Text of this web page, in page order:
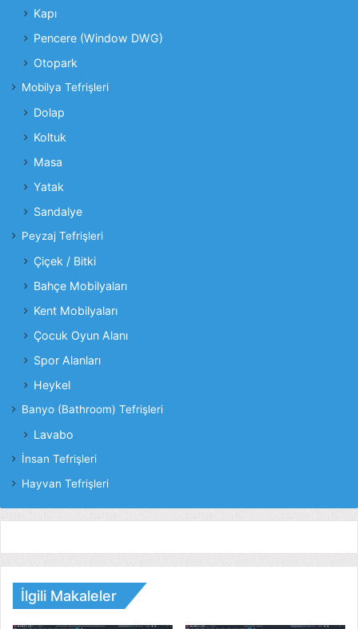
Kapı
Pencere (Window DWG)
Otopark
Mobilya Tefrişleri
Dolap
Koltuk
Masa
Yatak
Sandalye
Peyzaj Tefrişleri
Çiçek / Bitki
Bahçe Mobilyaları
Kent Mobilyaları
Çocuk Oyun Alanı
Spor Alanları
Heykel
Banyo (Bathroom) Tefrişleri
Lavabo
İnsan Tefrişleri
Hayvan Tefrişleri
İlgili Makaleler